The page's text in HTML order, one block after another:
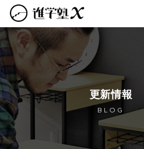
更新情報
BLOG